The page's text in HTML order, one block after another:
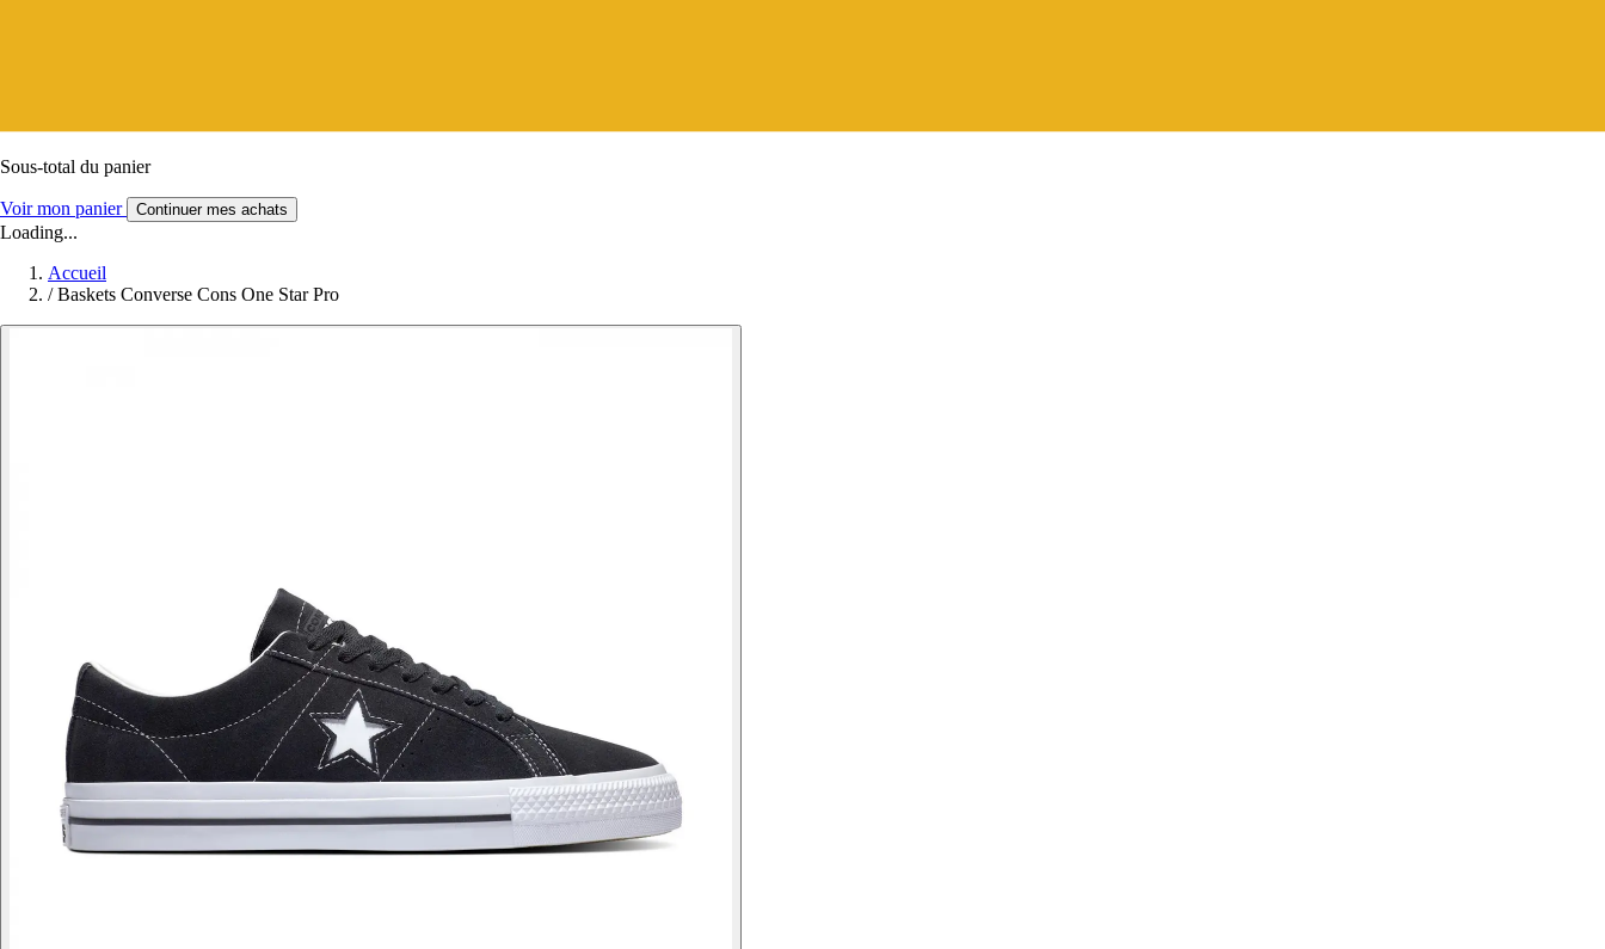
Sous-total du panier
Voir mon panier Continuer mes achats
Loading...
Accueil
/ Baskets Converse Cons One Star Pro